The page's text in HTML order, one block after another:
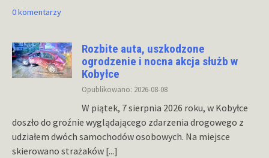
0 komentarzy
Rozbite auta, uszkodzone
ogrodzenie i nocna akcja służb w
Kobyłce
Opublikowano: 2026-08-08
W piątek, 7 sierpnia 2026 roku, w Kobyłce
doszło do groźnie wyglądającego zdarzenia drogowego z
udziałem dwóch samochodów osobowych. Na miejsce
skierowano strażaków [...]